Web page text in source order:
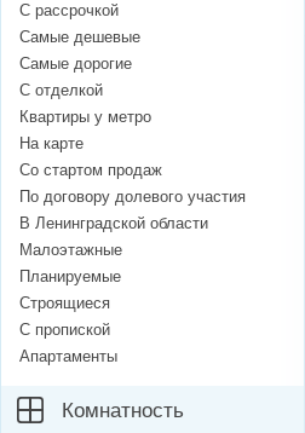
С рассрочкой
Самые дешевые
Самые дорогие
С отделкой
Квартиры у метро
На карте
Со стартом продаж
По договору долевого участия
В Ленинградской области
Малоэтажные
Планируемые
Строящиеся
С пропиской
Апартаменты
Комнатность